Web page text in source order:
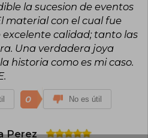
la sucesion de eventos
material con el cual fue
calidad; tanto las
Una verdadera joya
historia como es mi caso.
0 No es útil
Perez